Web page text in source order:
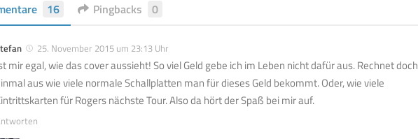
16 Pingbacks 0
25. November 2015 um 23:13 Uhr
mir egal, wie das cover aussieht! So viel Geld gebe ich im Leben nicht dafür aus. Rechnet doch
aus wie viele normale Schallplatten man für dieses Geld bekommt. Oder, wie viele
für Rogers nächste Tour. Also da hört der Spaß bei mir auf.